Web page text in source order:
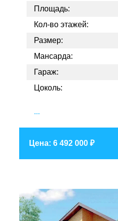
Площадь:
Кол-во этажей:
Размер:
Мансарда:
Гараж:
Цоколь:
...
Цена: 6 492 000 ₽